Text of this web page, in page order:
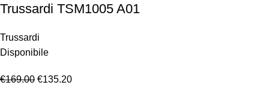
Trussardi TSM1005 A01
Trussardi
Disponibile
€169.00 €135.20